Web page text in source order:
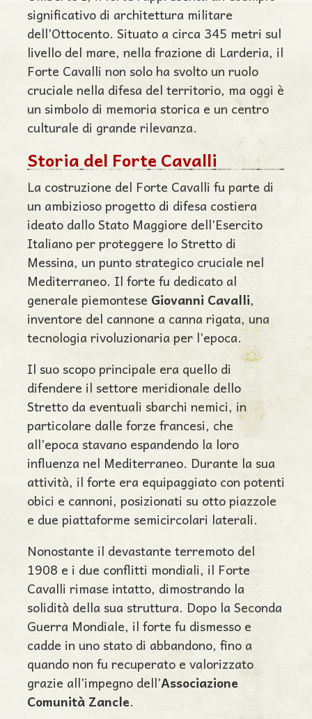
significativo di architettura militare
dell’Ottocento. Situato a circa 345 metri sul
livello del mare, nella frazione di Larderia, il
Forte Cavalli non solo ha svolto un ruolo
cruciale nella difesa del territorio, ma oggi è
un simbolo di memoria storica e un centro
culturale di grande rilevanza.
Storia del Forte Cavalli
La costruzione del Forte Cavalli fu parte di
un ambizioso progetto di difesa costiera
ideato dallo Stato Maggiore dell’Esercito
Italiano per proteggere lo Stretto di
Messina, un punto strategico cruciale nel
Mediterraneo. Il forte fu dedicato al
generale piemontese Giovanni Cavalli,
inventore del cannone a canna rigata, una
tecnologia rivoluzionaria per l’epoca.
Il suo scopo principale era quello di
difendere il settore meridionale dello
Stretto da eventuali sbarchi nemici, in
particolare dalle forze francesi, che
all’epoca stavano espandendo la loro
influenza nel Mediterraneo. Durante la sua
attività, il forte era equipaggiato con potenti
obici e cannoni, posizionati su otto piazzole
e due piattaforme semicircolari laterali.
Nonostante il devastante terremoto del
1908 e i due conflitti mondiali, il Forte
Cavalli rimase intatto, dimostrando la
solidità della sua struttura. Dopo la Seconda
Guerra Mondiale, il forte fu dismesso e
cadde in uno stato di abbandono, fino a
quando non fu recuperato e valorizzato
grazie all’impegno dell’Associazione
Comunità Zancle.